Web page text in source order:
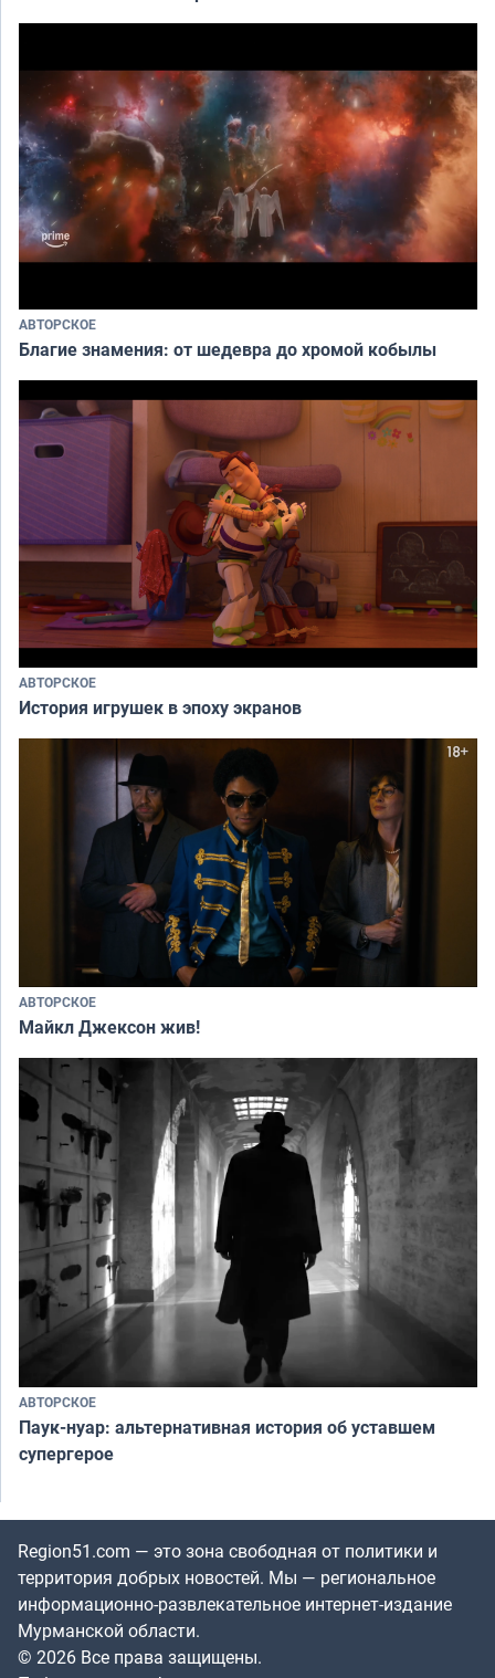
АВТОРСКОЕ
Благие знамения: от шедевра до хромой кобылы
АВТОРСКОЕ
История игрушек в эпоху экранов
АВТОРСКОЕ
Майкл Джексон жив!
АВТОРСКОЕ
Паук-нуар: альтернативная история об уставшем
супергерое
Region51.com — это зона свободная от политики и
территория добрых новостей. Мы — региональное
информационно-развлекательное интернет-издание
Мурманской области.
© 2026 Все права защищены.